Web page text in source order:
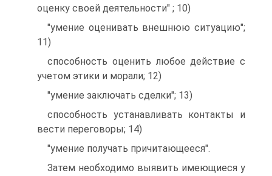
оценку своей деятельности" ; 10)
"умение оценивать внешнюю ситуацию";
11)
способность оценить любое действие с
учетом этики и морали; 12)
"умение заключать сделки"; 13)
способность устанавливать контакты и
вести переговоры; 14)
"умение получать причитающееся".
Затем необходимо выявить имеющиеся у